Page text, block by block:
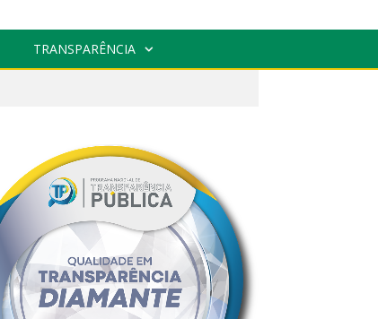
TRANSPARÊNCIA